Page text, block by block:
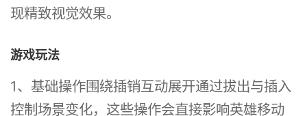
现精致视觉效果。
游戏玩法
1、基础操作围绕插销互动展开通过拔出与插入
控制场景变化，这些操作会直接影响英雄移动